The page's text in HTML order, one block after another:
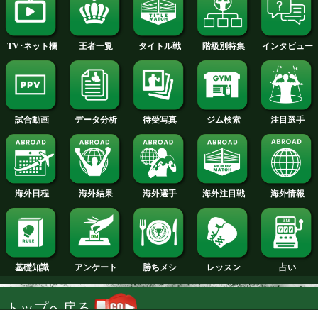
2014年
2013年
2012年
2011年
2010年